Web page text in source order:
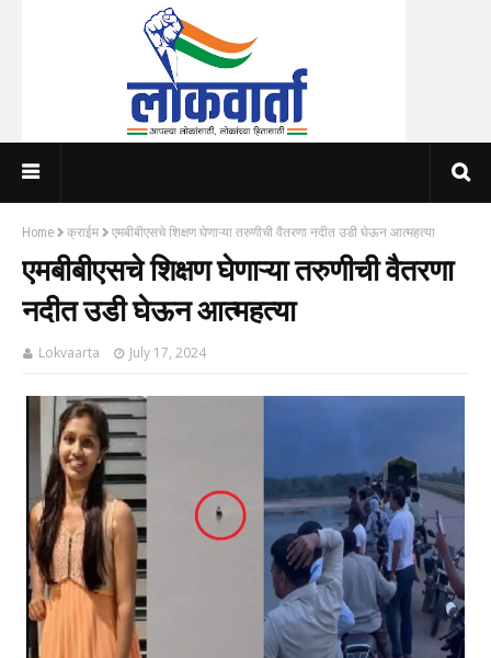
Home क्राईम एमबीबीएसचे शिक्षण घेणाऱ्या तरुणीची वैतरणा नदीत उडी घेऊन आत्महत्या
एमबीबीएसचे शिक्षण घेणाऱ्या तरुणीची वैतरणा
नदीत उडी घेऊन आत्महत्या
Lokvaarta July 17, 2024